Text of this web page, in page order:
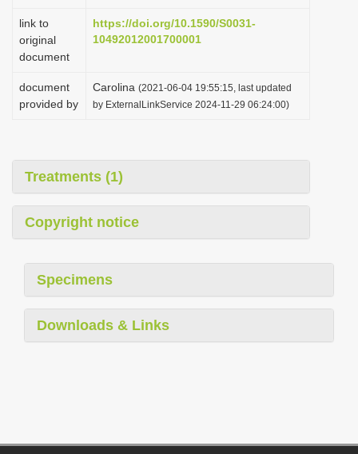
link to
original
document
https://doi.org/10.1590/S0031-
10492012001700001
document
provided by
Carolina (2021-06-04 19:55:15, last updated
by ExternalLinkService 2024-11-29 06:24:00)
Treatments (1)
Copyright notice
Specimens
Downloads & Links